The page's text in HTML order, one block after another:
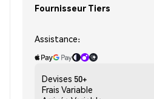
Fournisseur Tiers
Assistance:
Devises 50+
Frais Variable